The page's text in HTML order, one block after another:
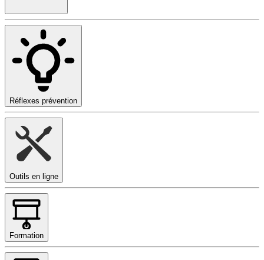
Réflexes prévention
Outils en ligne
Formation